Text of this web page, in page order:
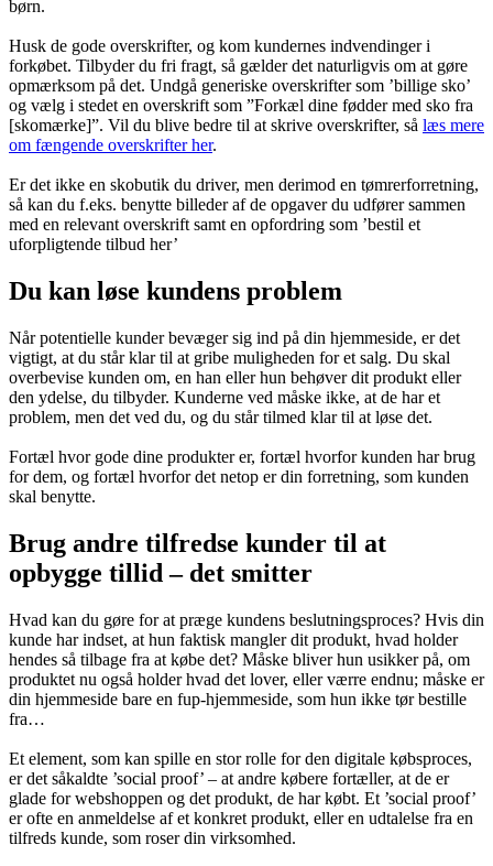
børn.
Husk de gode overskrifter, og kom kundernes indvendinger i
forkøbet. Tilbyder du fri fragt, så gælder det naturligvis om at gøre
opmærksom på det. Undgå generiske overskrifter som ’billige sko’
og vælg i stedet en overskrift som ”Forkæl dine fødder med sko fra
[skomærke]”. Vil du blive bedre til at skrive overskrifter, så læs mere
om fængende overskrifter her.
Er det ikke en skobutik du driver, men derimod en tømrerforretning,
så kan du f.eks. benytte billeder af de opgaver du udfører sammen
med en relevant overskrift samt en opfordring som ’bestil et
uforpligtende tilbud her’
Du kan løse kundens problem
Når potentielle kunder bevæger sig ind på din hjemmeside, er det
vigtigt, at du står klar til at gribe muligheden for et salg. Du skal
overbevise kunden om, en han eller hun behøver dit produkt eller
den ydelse, du tilbyder. Kunderne ved måske ikke, at de har et
problem, men det ved du, og du står tilmed klar til at løse det.
Fortæl hvor gode dine produkter er, fortæl hvorfor kunden har brug
for dem, og fortæl hvorfor det netop er din forretning, som kunden
skal benytte.
Brug andre tilfredse kunder til at
opbygge tillid – det smitter
Hvad kan du gøre for at præge kundens beslutningsproces? Hvis din
kunde har indset, at hun faktisk mangler dit produkt, hvad holder
hendes så tilbage fra at købe det? Måske bliver hun usikker på, om
produktet nu også holder hvad det lover, eller værre endnu; måske er
din hjemmeside bare en fup-hjemmeside, som hun ikke tør bestille
fra…
Et element, som kan spille en stor rolle for den digitale købsproces,
er det såkaldte ’social proof’ – at andre købere fortæller, at de er
glade for webshoppen og det produkt, de har købt. Et ’social proof’
er ofte en anmeldelse af et konkret produkt, eller en udtalelse fra en
tilfreds kunde, som roser din virksomhed.